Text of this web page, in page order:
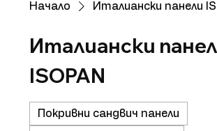
Начало Италиански панели
Италиански
ISOPAN
Покривни сандвич панели